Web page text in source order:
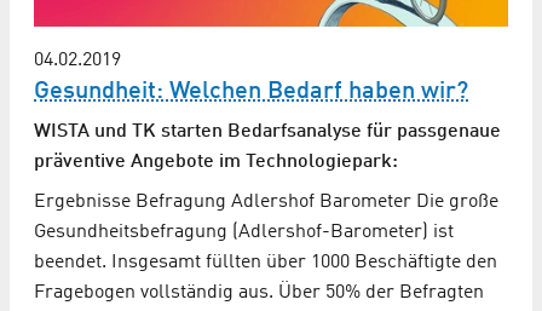
04.02.2019
Gesundheit: Welchen Bedarf haben wir?
WISTA und TK starten Bedarfsanalyse für passgenaue
präventive Angebote im Technologiepark:
Ergebnisse Befragung Adlershof Barometer Die große
Gesundheitsbefragung (Adlershof-Barometer) ist
beendet. Insgesamt füllten über 1000 Beschäftigte den
Fragebogen vollständig aus. Über 50% der Befragten